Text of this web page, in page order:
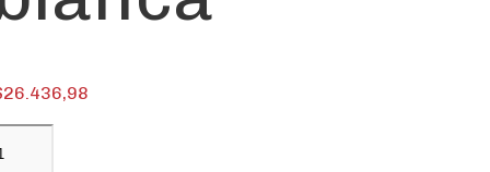
26.436,98